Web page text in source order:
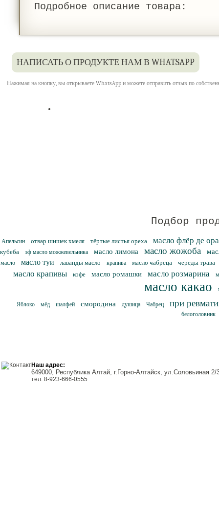
Подробное описание товара:
НАПИСАТЬ О ПРОДУКТЕ НАМ В WHATSAPP
Нажимая на кнопку, вы открываете WhatsApp и можете отправить отзыв по
Подбор
Апельсин отвар шишек хмеля тёртые листья ореха масло флёр де
кубеба эф масло можжевельника масло лимона масло жожоба
масло масло туи лаванды масло крапива масло чабреца череды трава
масло крапивы кофе масло ромашки масло розмарина
масло какао
Яблоко мёд шалфей смородина душица Чабрец при
белоголовник
Наш адрес:
649000, Республика Алтай, г.Горно-Алтайск, ул.Соловьиная 2/
тел. 8-923-666-0555